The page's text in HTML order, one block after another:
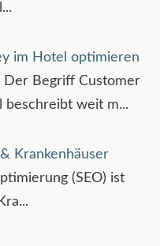
im Hotel optimieren
Der Begriff Customer
beschreibt weit m...
Krankenhäuser
(SEO) ist